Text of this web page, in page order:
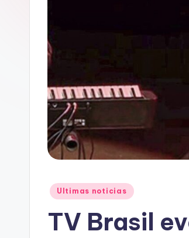
C
Posted
Ultimas noticias
TV Brasil